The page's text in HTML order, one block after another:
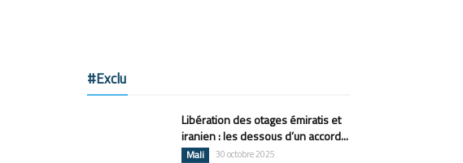
#Exclu
Libération des otages émiratis et
iranien : les dessous d’un accord...
Mali 30 octobre 2025